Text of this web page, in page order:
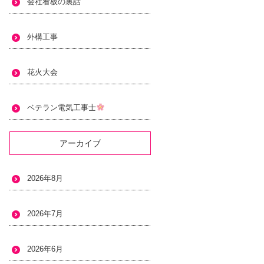
外構工事
花火大会
ベテラン電気工事士
アーカイブ
2026年8月
2026年7月
2026年6月